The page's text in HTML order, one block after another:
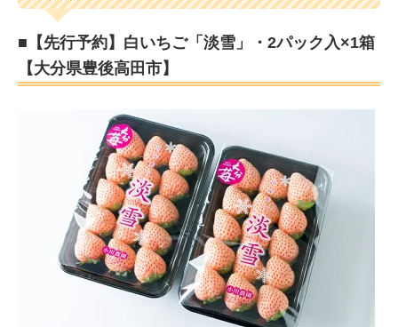
■【先行予約】白いちご「淡雪」・2パック入×1箱
【大分県豊後高田市】